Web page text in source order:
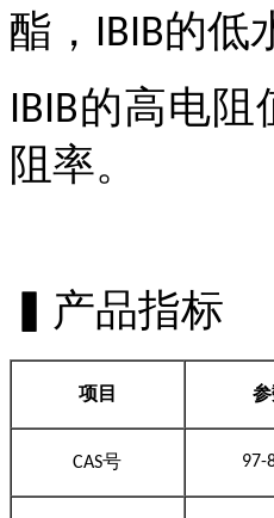
酯， IBIB的低
IBIB的高电阻
阻率。
▍产品指标
项目
CAS号 97-